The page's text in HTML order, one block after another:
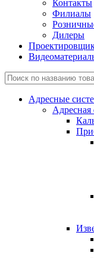
Контакты
Филиалы
Дилеры
Адресные